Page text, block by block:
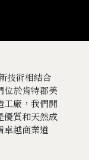
技術相結合
位於肯特郡美
工廠，我們開
優質和天然成
卓越商業道